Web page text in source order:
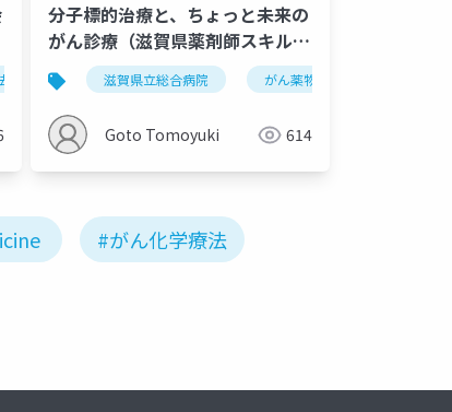
大腸癌 がん薬物療法 腫瘍内科 薬剤師
分子標的治療と、ちょっと未来の
がん診療（滋賀県薬剤師スキルア
ップ研修会）20170212
滋賀県立総合病院 がん薬物療法
Goto Tomoyuki 614
#がん化学療法